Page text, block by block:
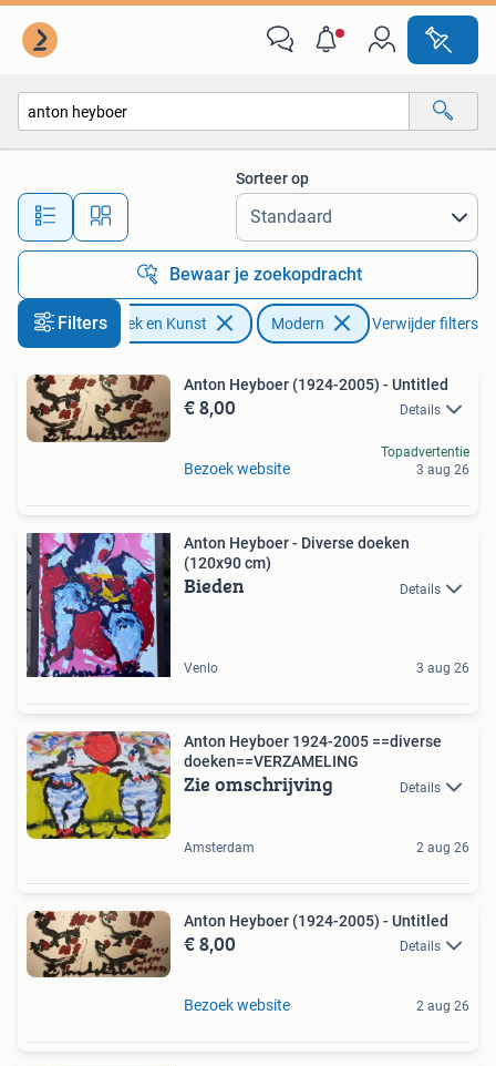
Alle afstanden…
Sorteer op
Bewaar je zoekopdracht
FiltersAntiek en Kunst Modern Verwijder filters
Anton Heyboer (1924-2005) - Untitled
€ 8,00 Details
Bezoek website
Topadvertentie
3 aug 26
Anton Heyboer - Diverse doeken
(120x90 cm)
Bieden Details
Venlo 3 aug 26
Anton Heyboer 1924-2005 ==diverse
doeken==VERZAMELING
Zie omschrijving Details
Amsterdam 2 aug 26
Anton Heyboer (1924-2005) - Untitled
€ 8,00 Details
Bezoek website 2 aug 26